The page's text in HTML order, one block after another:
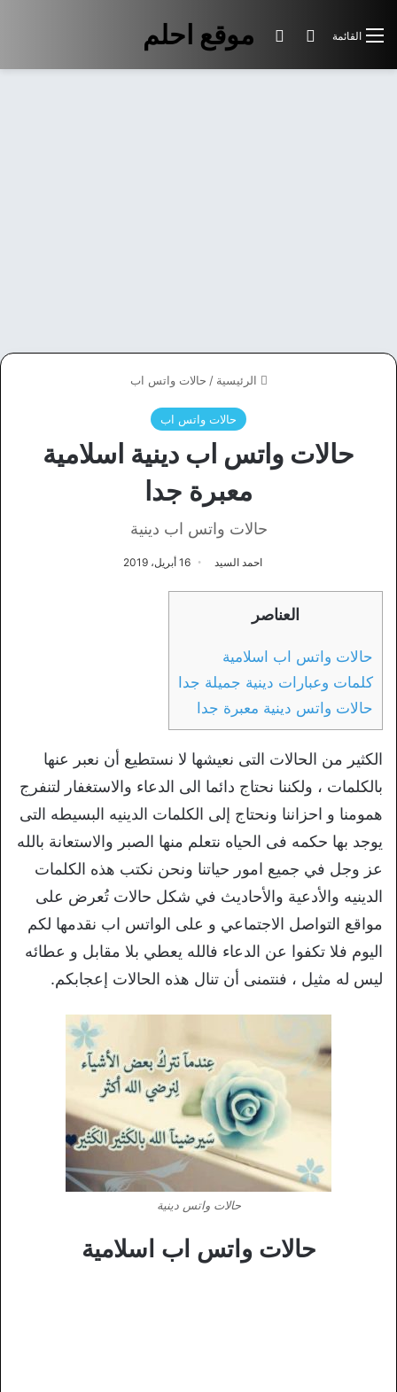
موقع احلم القائمة بحث عنالوضع المظلم
الرئيسية / حالات واتس اب
حالات واتس اب
حالات واتس اب دينية اسلامية
معبرة جدا
حالات واتس اب دينية
احمد السيد 16 أبريل، 2019
العناصر
حالات واتس اب اسلامية
كلمات وعبارات دينية جميلة جدا
حالات واتس دينية معبرة جدا
الكثير من الحالات التى نعيشها لا نستطيع أن نعبر عنها
بالكلمات ، ولكننا نحتاج دائما الى الدعاء والاستغفار لتنفرج
همومنا و احزاننا ونحتاج إلى الكلمات الدينيه البسيطه التى
يوجد بها حكمه فى الحياه نتعلم منها الصبر والاستعانة بالله
عز وجل في جميع امور حياتنا ونحن نكتب هذه الكلمات
الدينيه والأدعية والأحاديث في شكل حالات تُعرض على
مواقع التواصل الاجتماعي و على الواتس اب نقدمها لكم
اليوم فلا تكفوا عن الدعاء فالله يعطي بلا مقابل و عطائه
ليس له مثيل ، فنتمنى أن تنال هذه الحالات إعجابكم.
حالات واتس دينية
حالات واتس اب اسلامية